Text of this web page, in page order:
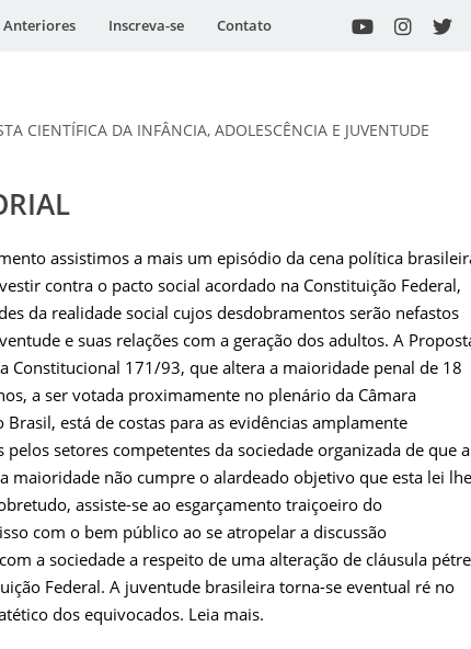
Anteriores Inscreva-se Contato
CIENTÍFICA DA INFÂNCIA, ADOLESCÊNCIA E JUVENTUDE
assistimos a mais um episódio da cena política
contra o pacto social acordado na Constituição Federal,
da realidade social cujos desdobramentos serão nefastos
e suas relações com a geração dos adultos. A
Constitucional 171/93, que altera a maioridade penal de 18
a ser votada proximamente no plenário da Câmara
Brasil, está de costas para as evidências amplamente
pelos setores competentes da sociedade organizada de que a
maioridade não cumpre o alardeado objetivo que esta lei lhe
assiste-se ao esgarçamento traiçoeiro do
com o bem público ao se atropelar a discussão
a sociedade a respeito de uma alteração de cláusula
Federal. A juventude brasileira torna-se eventual ré no
dos equivocados. Leia mais.